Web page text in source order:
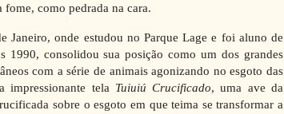
como pedrada na cara.
Janeiro, onde estudou no Parque Lage e foi aluno de
1990, consolidou sua posição como um dos grandes
com a série de animais agonizando no esgoto das
impressionante tela Tuiuiú Crucificado, uma ave da
sobre o esgoto em que teima se transformar a